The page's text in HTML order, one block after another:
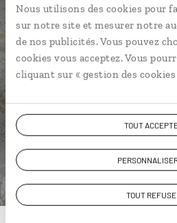
Nous utilisons des cookies pour
sur notre site et mesurer notre
de nos publicités. Vous pouvez
cookies vous acceptez. Vous
cliquant sur « gestion des cookies
TOUT
TOUT
téléphone.
Vous gardez le même
pendant et après votre
DEMANDER UN
ou
Construisez votre voyage
01 85 08